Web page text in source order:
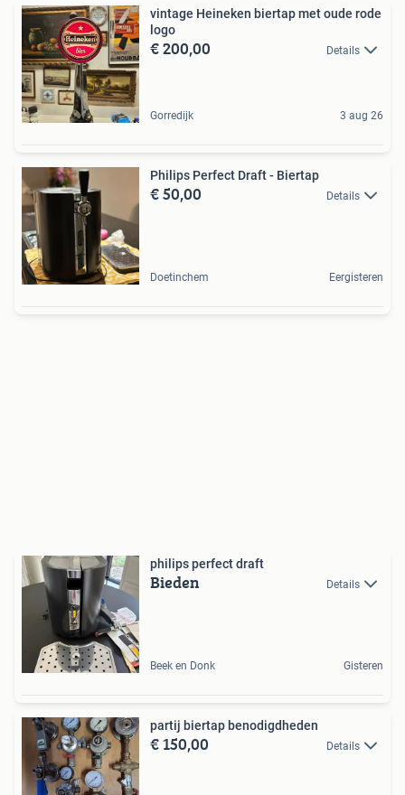
vintage Heineken biertap met oude rode
logo
€ 200,00 Details
Gorredijk 3 aug 26
Philips Perfect Draft - Biertap
€ 50,00 Details
Doetinchem Eergisteren
philips perfect draft
Bieden Details
Beek en Donk Gisteren
partij biertap benodigdheden
€ 150,00 Details